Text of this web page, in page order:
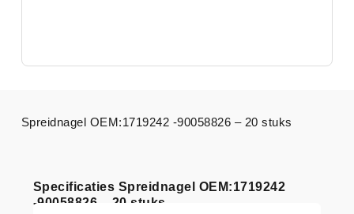
Specificaties Spreidnagel OEM:1719242
-90058826 – 20 stuks
Spreidnagel OEM:1719242 -90058826 – 20 stuks